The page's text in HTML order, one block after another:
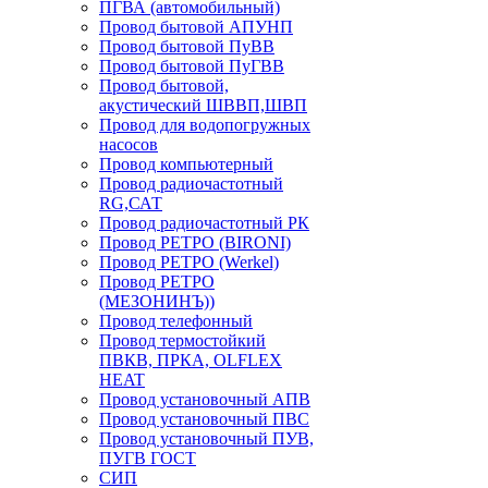
ПГВА (автомобильный)
Провод бытовой АПУНП
Провод бытовой ПуВВ
Провод бытовой ПуГВВ
Провод бытовой,
акустический ШВВП,ШВП
Провод для водопогружных
насосов
Провод компьютерный
Провод радиочастотный
RG,САТ
Провод радиочастотный РК
Провод РЕТРО (BIRONI)
Провод РЕТРО (Werkel)
Провод РЕТРО
(МЕЗОНИНЪ))
Провод телефонный
Провод термостойкий
ПВКВ, ПРКА, OLFLEX
HEAT
Провод установочный АПВ
Провод установочный ПВС
Провод установочный ПУВ,
ПУГВ ГОСТ
СИП